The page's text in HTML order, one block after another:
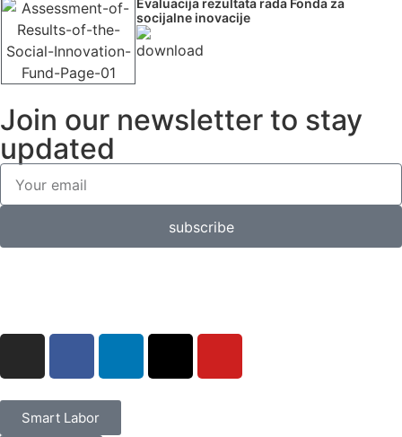
Evaluacija rezultata rada Fonda za
socijalne inovacije
Join our newsletter to stay
updated
subscribe
Smart Labor